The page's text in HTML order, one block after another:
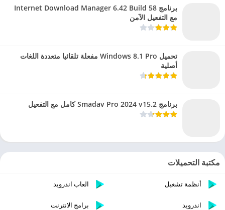
برنامج Internet Download Manager 6.42 Build 58
مع التفعيل الآمن
تحميل Windows 8.1 Pro مفعلة تلقائيا متعددة اللغات
أصلية
برنامج Smadav Pro 2024 v15.2 كامل مع التفعيل
مكتبة التحميلات
أنظمة تشغيل العاب اندرويد
اندرويد برامج الانترنت